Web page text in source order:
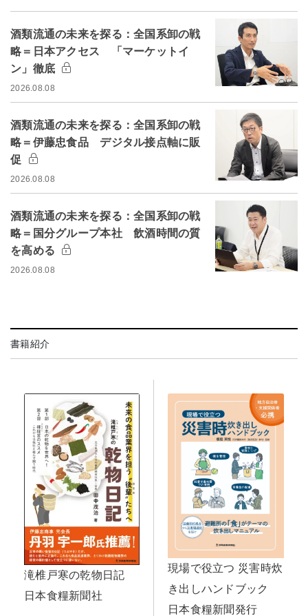
酒類流通の未来を探る：全国系卸の戦
略＝日本アクセス 「マーケットイ
ン」徹底
2026.08.08
酒類流通の未来を探る：全国系卸の戦
略＝伊藤忠食品 デジタル接点軸に販
促
2026.08.08
酒類流通の未来を探る：全国系卸の戦
略＝国分グループ本社 飲酒時間の質
を高める
2026.08.08
書籍紹介
滝椎戸寒の乾物日記
日本食糧新聞社
現場で役立つ 災害時炊
き出しハンドブック
日本食糧新聞発行